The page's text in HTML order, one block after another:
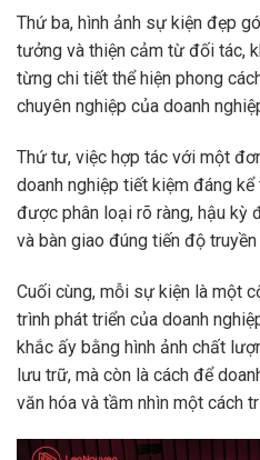
Thứ ba, hình ảnh sự kiện đẹp
tưởng và thiện cảm từ đối tác,
từng chi tiết thể hiện phong
chuyên nghiệp của doanh
Thứ tư, việc hợp tác với một
doanh nghiệp tiết kiệm đáng
được phân loại rõ ràng, hậu kỳ
và bàn giao đúng tiến độ truyền
Cuối cùng, mỗi sự kiện là một
trình phát triển của doanh
khắc ấy bằng hình ảnh chất
lưu trữ, mà còn là cách để
văn hóa và tầm nhìn một cách